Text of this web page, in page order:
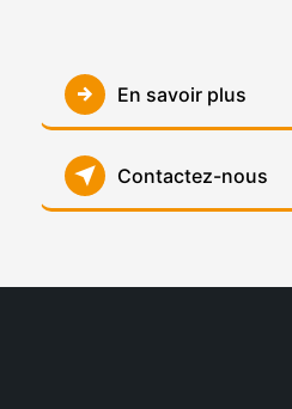
En savoir plus
Contactez-nous